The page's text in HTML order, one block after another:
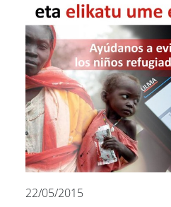
22/05/2015